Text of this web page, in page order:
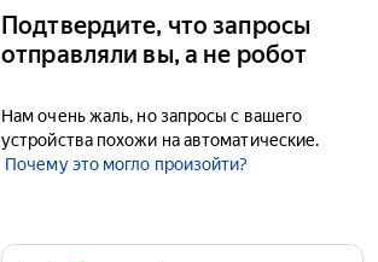
Подтвердите, что запросы
отправляли вы, а не робот
Нам очень жаль, но запросы с вашего
устройства похожи на автоматические.
Почему это могло произойти?